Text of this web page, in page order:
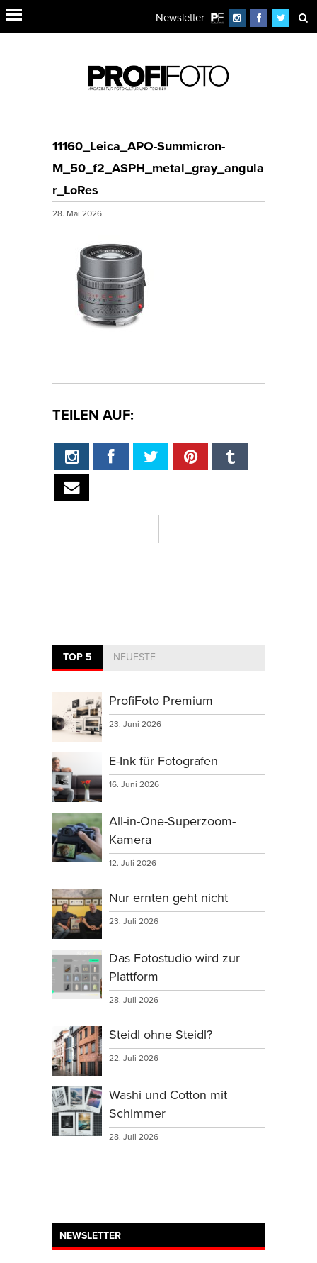
Newsletter
11160_Leica_APO-Summicron-
M_50_f2_ASPH_metal_gray_angula
r_LoRes
28. Mai 2026
TEILEN AUF:
TOP 5 NEUESTE
ProfiFoto Premium
23. Juni 2026
E-Ink für Fotografen
16. Juni 2026
All-in-One-Superzoom-
Kamera
12. Juli 2026
Nur ernten geht nicht
23. Juli 2026
Das Fotostudio wird zur
Plattform
28. Juli 2026
Steidl ohne Steidl?
22. Juli 2026
Washi und Cotton mit
Schimmer
28. Juli 2026
NEWSLETTER